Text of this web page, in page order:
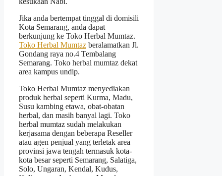
Jika anda bertempat tinggal di domisili
Kota Semarang, anda dapat
berkunjung ke Toko Herbal Mumtaz.
Toko Herbal Mumtaz beralamatkan Jl.
Gondang raya no.4 Tembalang
Semarang. Toko herbal mumtaz dekat
area kampus undip.
Toko Herbal Mumtaz menyediakan
produk herbal seperti Kurma, Madu,
Susu kambing etawa, obat-obatan
herbal, dan masih banyal lagi. Toko
herbal mumtaz sudah melakukan
kerjasama dengan beberapa Reseller
atau agen penjual yang terletak area
provinsi jawa tengah termasuk kota-
kota besar seperti Semarang, Salatiga,
Solo, Ungaran, Kendal, Kudus,